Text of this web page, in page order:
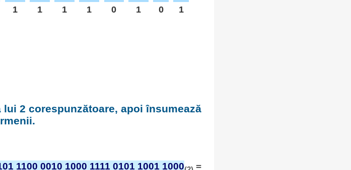
1
1
1
1
0
1
0
1
2 corespunzătoare, apoi însumează
1100 0010 1000 1111 0101 1001 1000 =